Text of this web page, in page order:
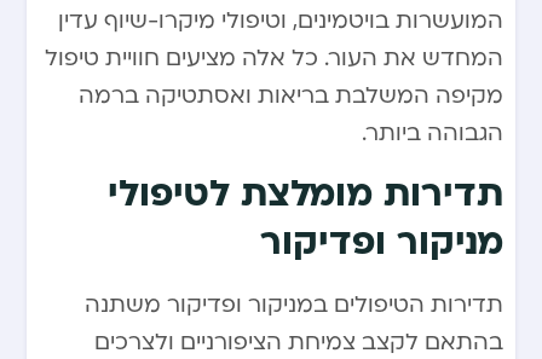
המועשרות בויטמינים, וטיפולי מיקרו-שיוף עדין
המחדש את העור. כל אלה מציעים חוויית טיפול
מקיפה המשלבת בריאות ואסתטיקה ברמה
הגבוהה ביותר.
תדירות מומלצת לטיפולי
מניקור ופדיקור
תדירות הטיפולים במניקור ופדיקור משתנה
בהתאם לקצב צמיחת הציפורניים ולצרכים